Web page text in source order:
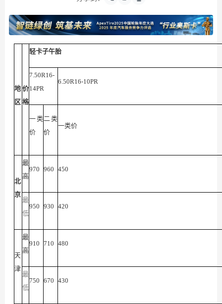
地
区
价
格
轻卡子午胎
7.50R16-
14PR
6.50R16-10PR
一类
价
二类
价
一类价
北
京
最
高
970 960 450
最
低
950 930 420
天
津
最
高
910 710 480
最
低
750 670 430